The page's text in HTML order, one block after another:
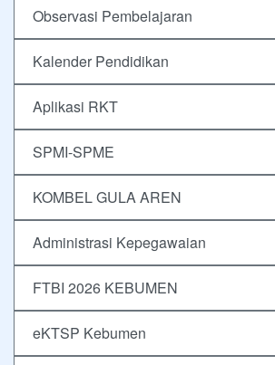
Observasi Pembelajaran
Kalender Pendidikan
Aplikasi RKT
SPMI-SPME
KOMBEL GULA AREN
Administrasi Kepegawaian
FTBI 2026 KEBUMEN
eKTSP Kebumen